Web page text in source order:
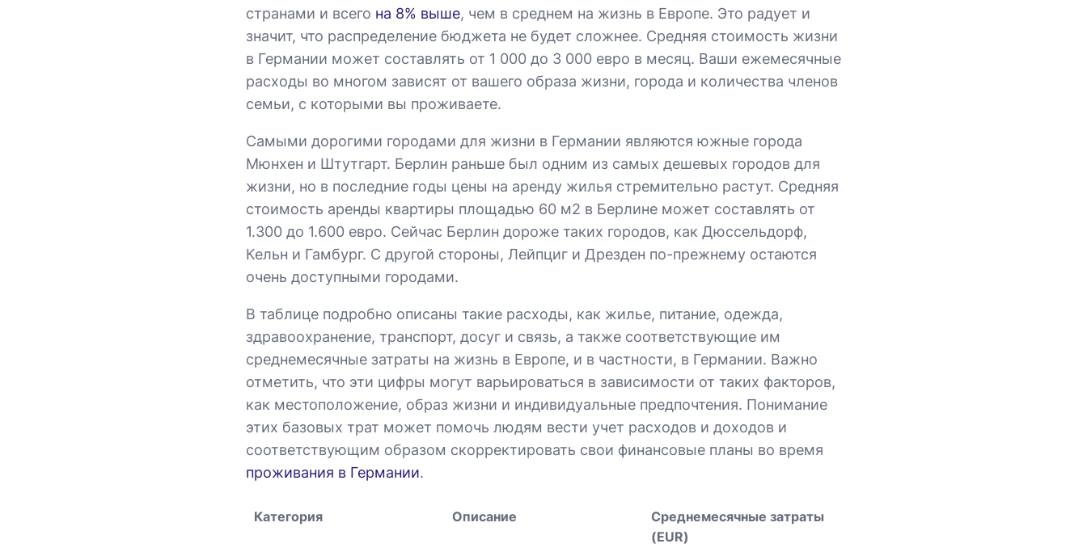
странами и всего на 8% выше, чем в среднем на жизнь в Европе. Это радует и
значит, что распределение бюджета не будет сложнее. Средняя стоимость жизни
в Германии может составлять от 1 000 до 3 000 евро в месяц. Ваши ежемесячные
расходы во многом зависят от вашего образа жизни, города и количества членов
семьи, с которыми вы проживаете.
Самыми дорогими городами для жизни в Германии являются южные города
Мюнхен и Штутгарт. Берлин раньше был одним из самых дешевых городов для
жизни, но в последние годы цены на аренду жилья стремительно растут. Средняя
стоимость аренды квартиры площадью 60 м2 в Берлине может составлять от
1.300 до 1.600 евро. Сейчас Берлин дороже таких городов, как Дюссельдорф,
Кельн и Гамбург. С другой стороны, Лейпциг и Дрезден по-прежнему остаются
очень доступными городами.
В таблице подробно описаны такие расходы, как жилье, питание, одежда,
здравоохранение, транспорт, досуг и связь, а также соответствующие им
среднемесячные затраты на жизнь в Европе, и в частности, в Германии. Важно
отметить, что эти цифры могут варьироваться в зависимости от таких факторов,
как местоположение, образ жизни и индивидуальные предпочтения. Понимание
этих базовых трат может помочь людям вести учет расходов и доходов и
соответствующим образом скорректировать свои финансовые планы во время
проживания в Германии.
Категория Описание
Среднемесячные затраты
(EUR)